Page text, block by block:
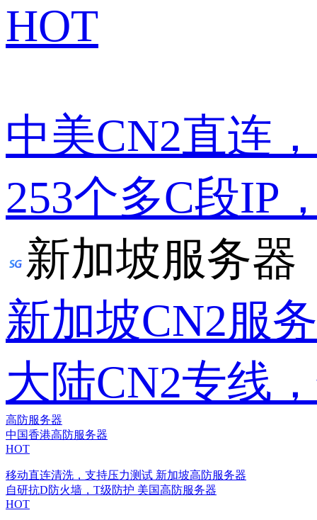
HOT
中美CN2直连
253个多C段IP
新加坡服务器
新加坡CN2服
大陆CN2专线
高防服务器
中国香港高防服务器
HOT
移动直连清洗，支持压力测试 新加坡高防服务器
自研抗D防火墙，T级防护 美国高防服务器
HOT